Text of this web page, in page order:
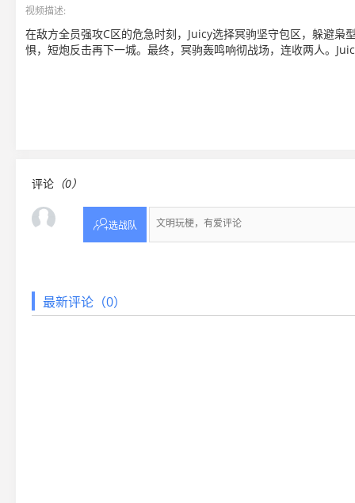
视频描述:
在敌方全员强攻C区的危急时刻，Juicy选择冥驹坚守包区，躲避
惧，短炮反击再下一城。最终，冥驹轰鸣响彻战场，连收两人。
评论 （0）
选战队
最新评论（0）